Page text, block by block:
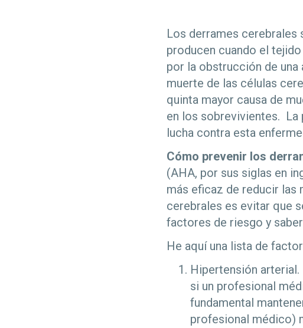
Los derrames
producen cuando el
por la obstrucción de
muerte de las células
quinta mayor causa de
en los sobrevivientes. La
lucha contra esta
Cómo prevenir los
(AHA, por sus siglas en
más eficaz de reducir las
cerebrales es evitar que
factores de riesgo y
He aquí una lista de
Hipertensión
si un profesional
fundamental
profesional médico)